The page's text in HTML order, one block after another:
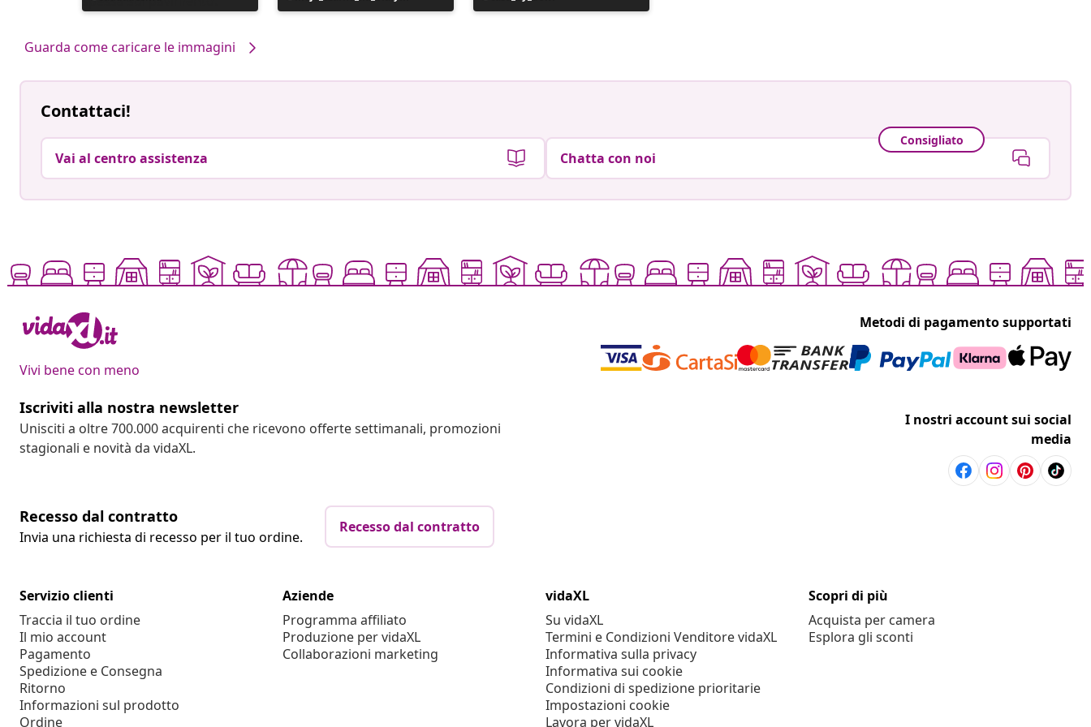
pubblicato
pubblicato
pubblicato
Guarda come caricare le immagini
Contattaci!
Vai al centro assistenza
Consigliato
Chatta con noi
Vivi bene con meno
Metodi di pagamento supportati
Iscriviti alla nostra newsletter
Unisciti a oltre 700.000 acquirenti che ricevono offerte settimanali, promozioni
stagionali e novità da vidaXL.
I nostri account sui social
media
Recesso dal contratto
Invia una richiesta di recesso per il tuo ordine.
Recesso dal contratto
Servizio clienti
Traccia il tuo ordine
Il mio account
Pagamento
Spedizione e Consegna
Ritorno
Informazioni sul prodotto
Ordine
Aziende
Programma affiliato
Produzione per vidaXL
Collaborazioni marketing
vidaXL
Su vidaXL
Termini e Condizioni Venditore vidaXL
Informativa sulla privacy
Informativa sui cookie
Condizioni di spedizione prioritarie
Impostazioni cookie
Lavora per vidaXL
Scopri di più
Acquista per camera
Esplora gli sconti